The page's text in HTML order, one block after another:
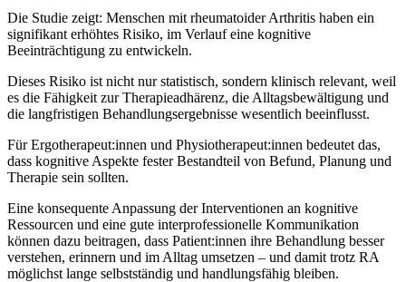
Die Studie zeigt: Menschen mit rheumatoider Arthritis haben ein
signifikant erhöhtes Risiko, im Verlauf eine kognitive
Beeinträchtigung zu entwickeln.
Dieses Risiko ist nicht nur statistisch, sondern klinisch relevant, weil
es die Fähigkeit zur Therapieadhärenz, die Alltagsbewältigung und
die langfristigen Behandlungsergebnisse wesentlich beeinflusst.
Für Ergotherapeut:innen und Physiotherapeut:innen bedeutet das,
dass kognitive Aspekte fester Bestandteil von Befund, Planung und
Therapie sein sollten.
Eine konsequente Anpassung der Interventionen an kognitive
Ressourcen und eine gute interprofessionelle Kommunikation
können dazu beitragen, dass Patient:innen ihre Behandlung besser
verstehen, erinnern und im Alltag umsetzen – und damit trotz RA
möglichst lange selbstständig und handlungsfähig bleiben.